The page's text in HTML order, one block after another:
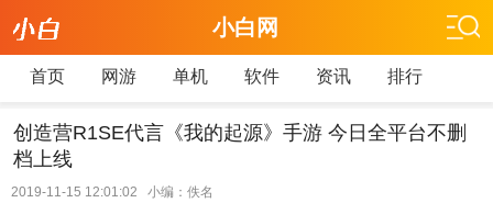
小白网
首页 网游 单机 软件 资讯 排行
创造营R1SE代言《我的起源》手游 今日全平台不删
档上线
2019-11-15 12:01:02 小编：佚名